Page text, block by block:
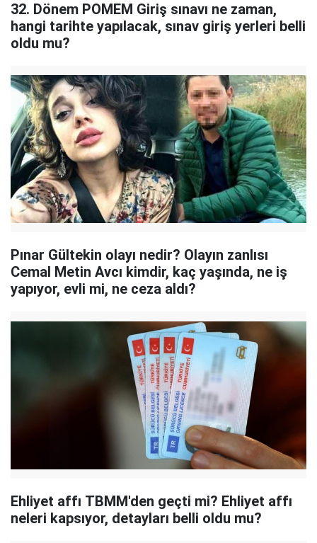
32. Dönem POMEM Giriş sınavı ne zaman,
hangi tarihte yapılacak, sınav giriş yerleri belli
oldu mu?
Pınar Gültekin olayı nedir? Olayın zanlısı
Cemal Metin Avcı kimdir, kaç yaşında, ne iş
yapıyor, evli mi, ne ceza aldı?
Ehliyet affı TBMM'den geçti mi? Ehliyet affı
neleri kapsıyor, detayları belli oldu mu?